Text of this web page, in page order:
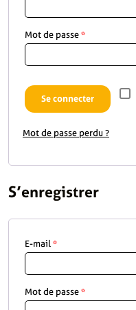
Mot de passe*
Se connecter
Mot de passe perdu ?
S’enregistrer
E-mail*
Mot de passe*